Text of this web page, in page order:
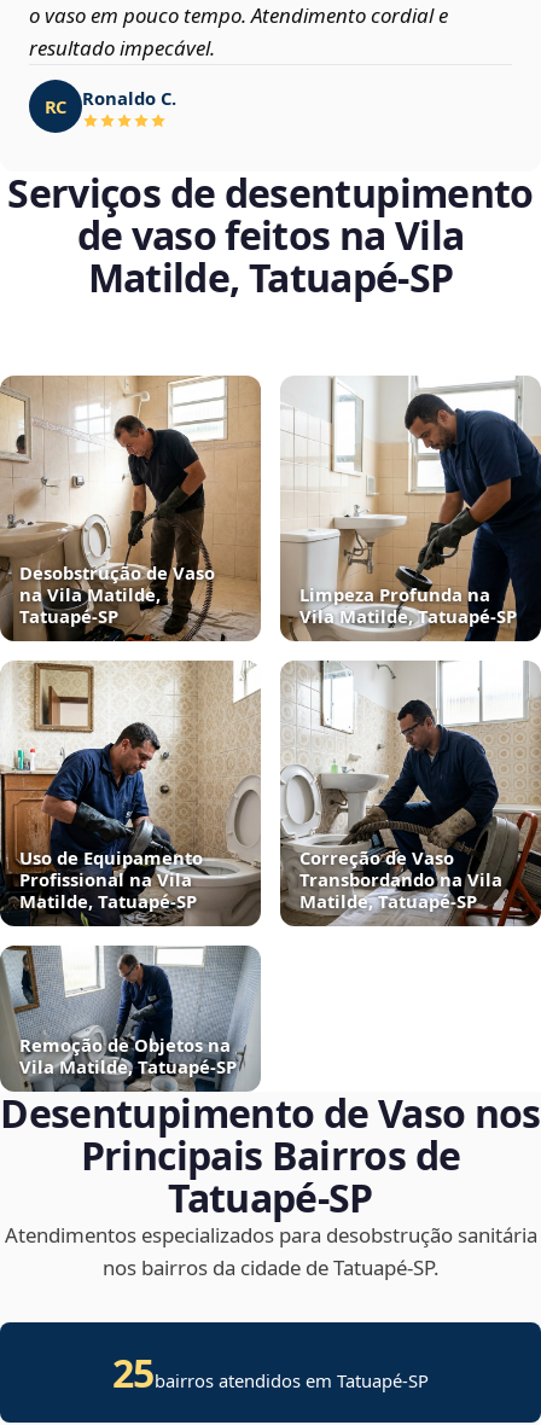
o vaso em pouco tempo. Atendimento cordial e
resultado impecável.
RC Ronaldo C.
Serviços de desentupimento
de vaso feitos na Vila
Matilde, Tatuapé‑SP
Desobstrução de Vaso
na Vila Matilde,
Tatuapé‑SP
Limpeza Profunda na
Vila Matilde, Tatuapé‑SP
Uso de Equipamento
Profissional na Vila
Matilde, Tatuapé‑SP
Correção de Vaso
Transbordando na Vila
Matilde, Tatuapé‑SP
Remoção de Objetos na
Vila Matilde, Tatuapé‑SP
Desentupimento de Vaso nos
Principais Bairros de
Tatuapé‑SP
Atendimentos especializados para desobstrução sanitária
nos bairros da cidade de Tatuapé‑SP.
25bairros atendidos em Tatuapé-SP